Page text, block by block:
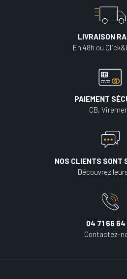
LIVRAISON
En 48h ou
PAIEMENT
CB,
NOS CLIENTS SONT
Découvrez
04 71 66 64
Contactez-